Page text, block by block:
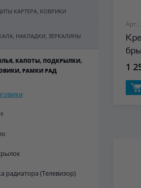
КАРТЕРА, КОВРИКИ
НАКЛАДКИ, ЗЕРКАЛИНЫ
КАПОТЫ, ПОДКРЫЛКИ,
РАМКИ РАД
радиатора (Телевизор)
Арт.:
1